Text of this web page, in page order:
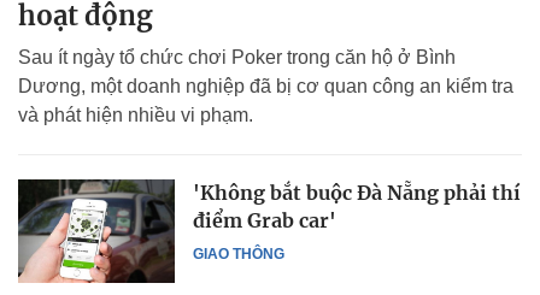
hoạt động
Sau ít ngày tổ chức chơi Poker trong căn hộ ở Bình
Dương, một doanh nghiệp đã bị cơ quan công an kiểm tra
và phát hiện nhiều vi phạm.
GIAO THÔNG
'Không bắt buộc Đà Nẵng phải thí
điểm Grab car'